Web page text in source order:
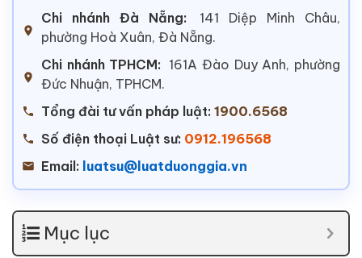
Chi nhánh Đà Nẵng:
141 Diệp Minh Châu,
phường Hoà Xuân, Đà Nẵng.
Chi nhánh TPHCM: 161A Đào Duy Anh, phường
Đức Nhuận, TPHCM.
Tổng đài tư vấn pháp luật: 1900.6568
Số điện thoại Luật sư: 0912.196568
Email: luatsu@luatduonggia.vn
Mục lục